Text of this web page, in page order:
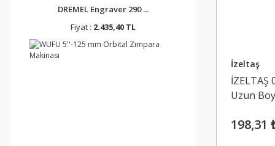
0320 - 29 MM (1)
DREMEL Engraver 290 ...
Fiyat : 2.435,40 TL
İzeltaş
Uzun
198,31